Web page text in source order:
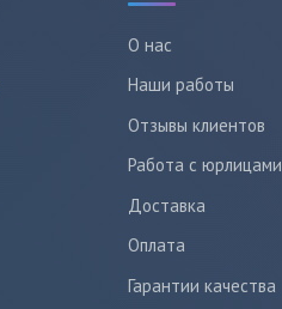
О нас
Наши работы
Отзывы клиентов
Работа с юрлицами
Доставка
Оплата
Гарантии качества